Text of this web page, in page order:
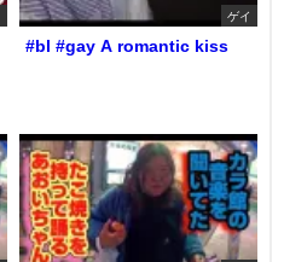
ゲイ
#bl #gay A romantic kiss